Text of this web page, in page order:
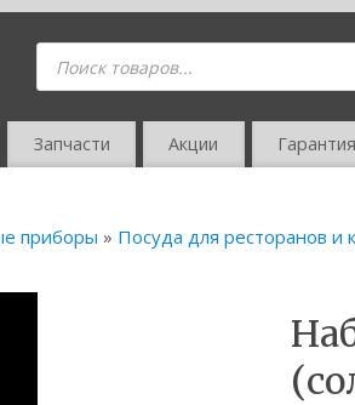
Запчасти Акции Гарантия
приборы » Посуда для ресторанов и